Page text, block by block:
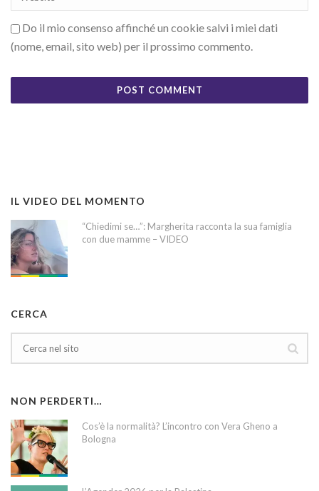
Do il mio consenso affinché un cookie salvi i miei dati
(nome, email, sito web) per il prossimo commento.
IL VIDEO DEL MOMENTO
“Chiedimi se…”: Margherita racconta la sua famiglia
con due mamme – VIDEO
CERCA
NON PERDERTI…
Cos’è la normalità? L’incontro con Vera Gheno a
Bologna